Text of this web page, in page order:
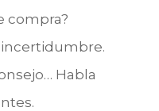
compra?
Habla